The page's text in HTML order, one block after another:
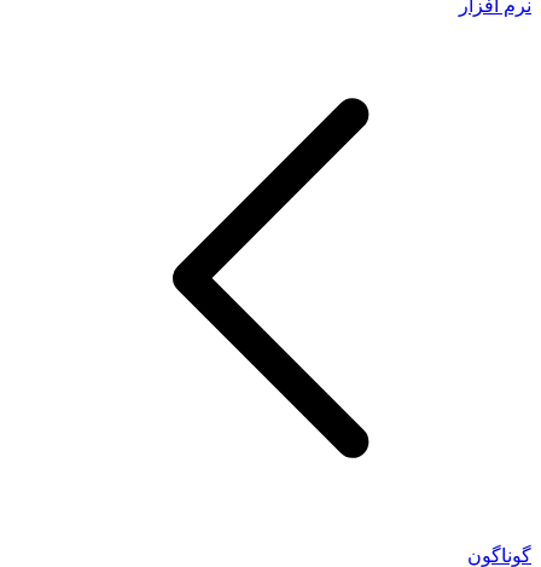
نرم افزار
گوناگون